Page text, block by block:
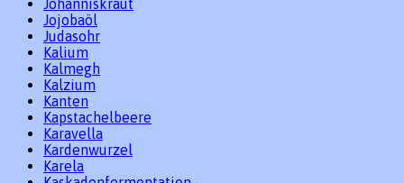
Johanniskraut
Jojobaöl
Judasohr
Kalium
Kalmegh
Kalzium
Kanten
Kapstachelbeere
Karavella
Kardenwurzel
Karela